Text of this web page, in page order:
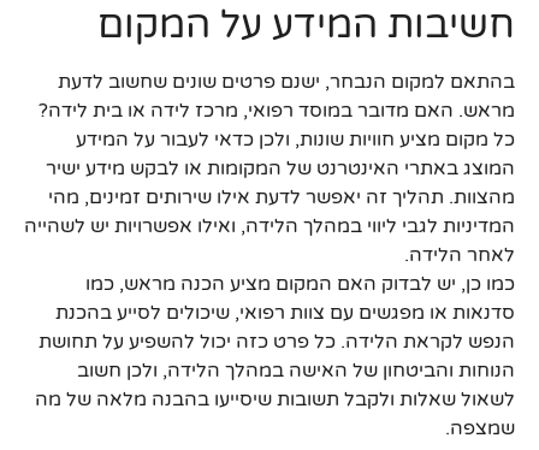
חשיבות המידע על המקום
בהתאם למקום הנבחר, ישנם פרטים שונים שחשוב לדעת
מראש. האם מדובר במוסד רפואי, מרכז לידה או בית לידה?
כל מקום מציע חוויות שונות, ולכן כדאי לעבור על המידע
המוצג באתרי האינטרנט של המקומות או לבקש מידע ישיר
מהצוות. תהליך זה יאפשר לדעת אילו שירותים זמינים, מהי
המדיניות לגבי ליווי במהלך הלידה, ואילו אפשרויות יש לשהייה
לאחר הלידה.
כמו כן, יש לבדוק האם המקום מציע הכנה מראש, כמו
סדנאות או מפגשים עם צוות רפואי, שיכולים לסייע בהכנת
הנפש לקראת הלידה. כל פרט כזה יכול להשפיע על תחושת
הנוחות והביטחון של האישה במהלך הלידה, ולכן חשוב
לשאול שאלות ולקבל תשובות שיסייעו בהבנה מלאה של מה
שמצפה.